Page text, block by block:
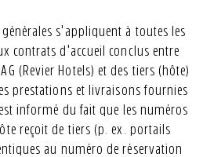
générales s'appliquent à toutes les
contrats d'accueil conclus entre
(Revier Hotels) et des tiers (hôte)
prestations et livraisons fournies
informé du fait que les numéros
reçoit de tiers (p. ex. portails
au numéro de réservation